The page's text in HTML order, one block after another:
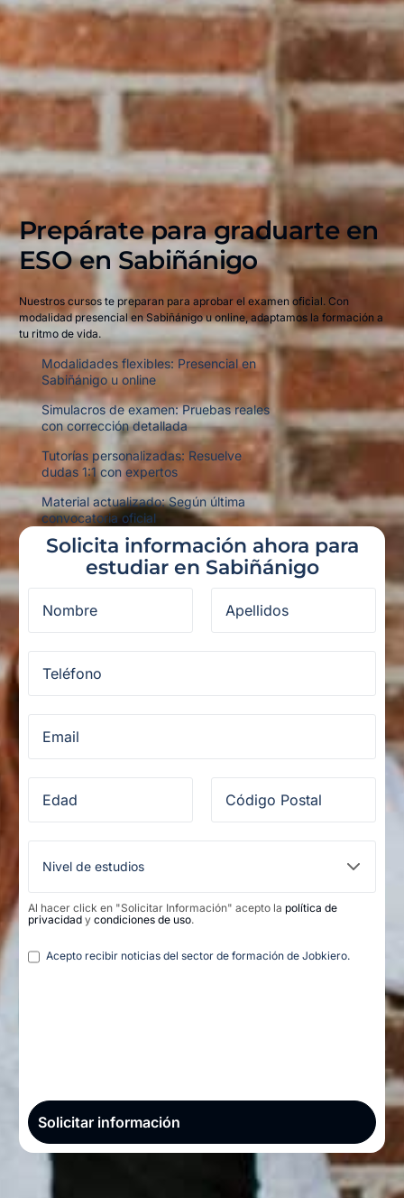
Prepárate para graduarte en
ESO en Sabiñánigo
Nuestros cursos te preparan para aprobar el examen oficial. Con
modalidad presencial en Sabiñánigo u online, adaptamos la formación a
tu ritmo de vida.
Modalidades flexibles: Presencial en
Sabiñánigo u online
Simulacros de examen: Pruebas reales
con corrección detallada
Tutorías personalizadas: Resuelve
dudas 1:1 con expertos
Material actualizado: Según última
convocatoria oficial
Solicita información ahora para
estudiar en Sabiñánigo
Al hacer click en "Solicitar Información" acepto la política de
privacidad y condiciones de uso.
Legal
Acepto recibir noticias del sector de formación de Jobkiero.